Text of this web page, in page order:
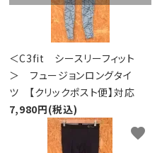
＜C3fit シースリーフィット
＞ フュージョンロングタイ
ツ 【クリックポスト便】対応
7,980円(税込)
favorite